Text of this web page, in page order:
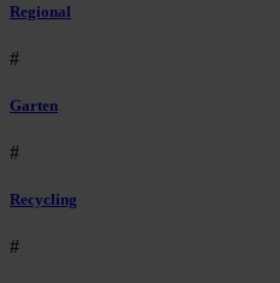
Regional
#
Garten
#
Recycling
#